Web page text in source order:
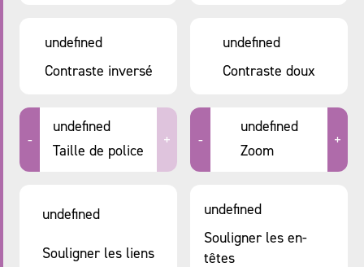
Administration communale de la
ville d’Esch-sur-Alzette - Hôtel de
© 2026 - Liewenzuesch
undefined
Contraste inversé
undefined
Contraste doux
-
undefined
Taille de police
+ -
undefined
Zoom
+
undefined
Souligner les liens
undefined
Souligner les en-
têtes